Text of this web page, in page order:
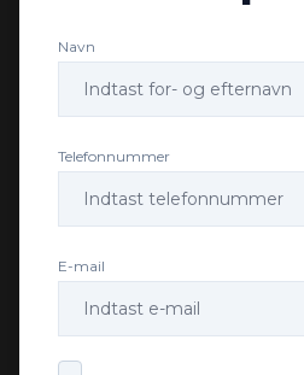
Læderrat
Splitbagsæder
Sædevarme
Tonede ruder
Navn
Telefonnummer
E-mail